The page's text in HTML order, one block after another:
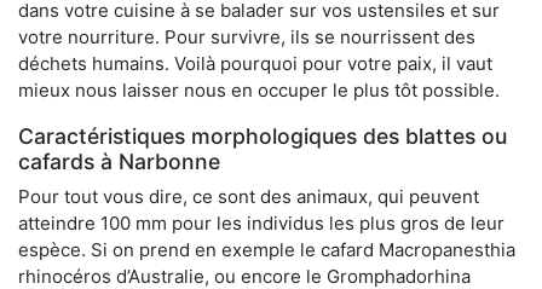
dans votre cuisine à se balader sur vos ustensiles et sur
votre nourriture. Pour survivre, ils se nourrissent des
déchets humains. Voilà pourquoi pour votre paix, il vaut
mieux nous laisser nous en occuper le plus tôt possible.
Caractéristiques morphologiques des blattes ou
cafards à Narbonne
Pour tout vous dire, ce sont des animaux, qui peuvent
atteindre 100 mm pour les individus les plus gros de leur
espèce. Si on prend en exemple le cafard Macropanesthia
rhinocéros d’Australie, ou encore le Gromphadorhina